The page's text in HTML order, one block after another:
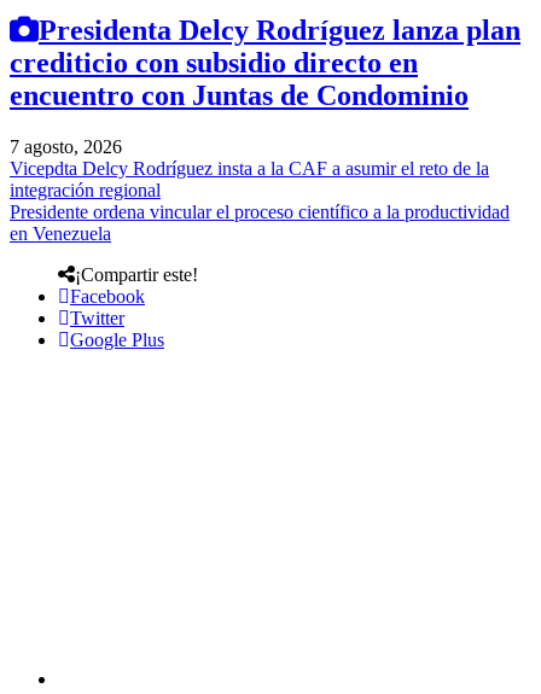
Presidenta Delcy Rodríguez lanza plan
crediticio con subsidio directo en
encuentro con Juntas de Condominio
7 agosto, 2026
Vicepdta Delcy Rodríguez insta a la CAF a asumir el reto de la
integración regional
Presidente ordena vincular el proceso científico a la productividad
en Venezuela
¡Compartir este!
Facebook
Twitter
Google Plus